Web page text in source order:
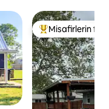
Misafirlerin
Misafirlerin